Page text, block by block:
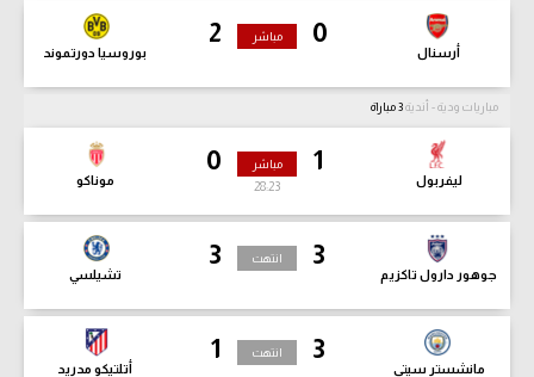
0
أرسنال
2
بوروسيا دورتموند
مباشر
مباريات ودية - أندية
1
ليفربول
0
موناكو
مباشر
28:24
3
جوهور دارول تاكزيم
3
تشيلسي
انتهت
3
مانشستر سيتي
1
أتلتيكو مدريد
انتهت